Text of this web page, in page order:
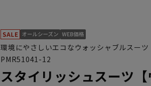
環境にやさしいエコなウォッシャブルスーツ
PMR51041-12
スタイリッシュスーツ【